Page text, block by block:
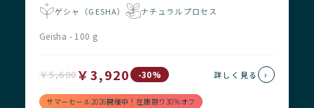
ゲシャ（GESHA）
ナチュラルプロセス
Geisha - 100 g
￥5,600￥3,920 -30%
サマーセール2026開催中！在庫限り30%オフ
詳しく見る ›